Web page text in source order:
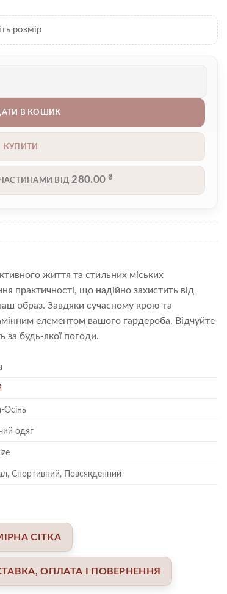
розмір
В КОШИК
КУПИТИ
ВІД 280.00₴
життя та стильних міських
практичності, що надійно захистить від
образ. Завдяки сучасному крою та
елементом вашого гардероба. Відчуйте
за будь-якої погоди.
Осінь
одяг
Спортивний, Повсякденний
СІТКА
ОПЛАТА І ПОВЕРНЕННЯ